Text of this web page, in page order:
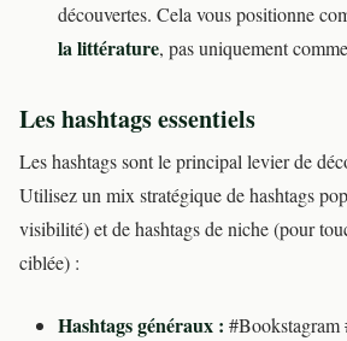
découvertes. Cela vous positionne
la littérature, pas uniquement
Les hashtags essentiels
Les hashtags sont le principal levier de
Utilisez un mix stratégique de hashtags
visibilité) et de hashtags de niche (pour
ciblée) :
Hashtags généraux :